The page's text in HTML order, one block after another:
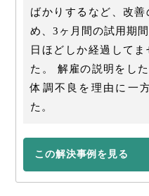
ばかりするなど、改
め、3ヶ月間の試用期
日ほどしか経過して
た。 解雇の説明をし
体調不良を理由に一
た。
この解決事例を見る